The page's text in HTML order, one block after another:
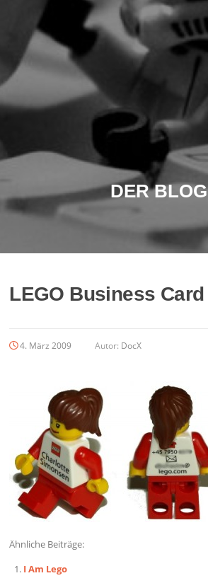
DER BLOG
LEGO Business Card
4. März 2009 Autor: DocX
Ähnliche Beiträge:
I Am Lego